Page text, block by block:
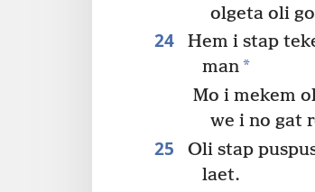
olgeta oli
24
Hem i stap
man*
Mo i mekem
we i no gat
25 Oli stap
laet.